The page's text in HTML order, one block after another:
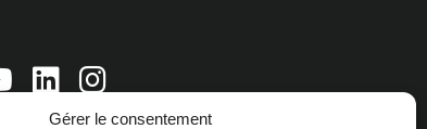
Gérer le consentement